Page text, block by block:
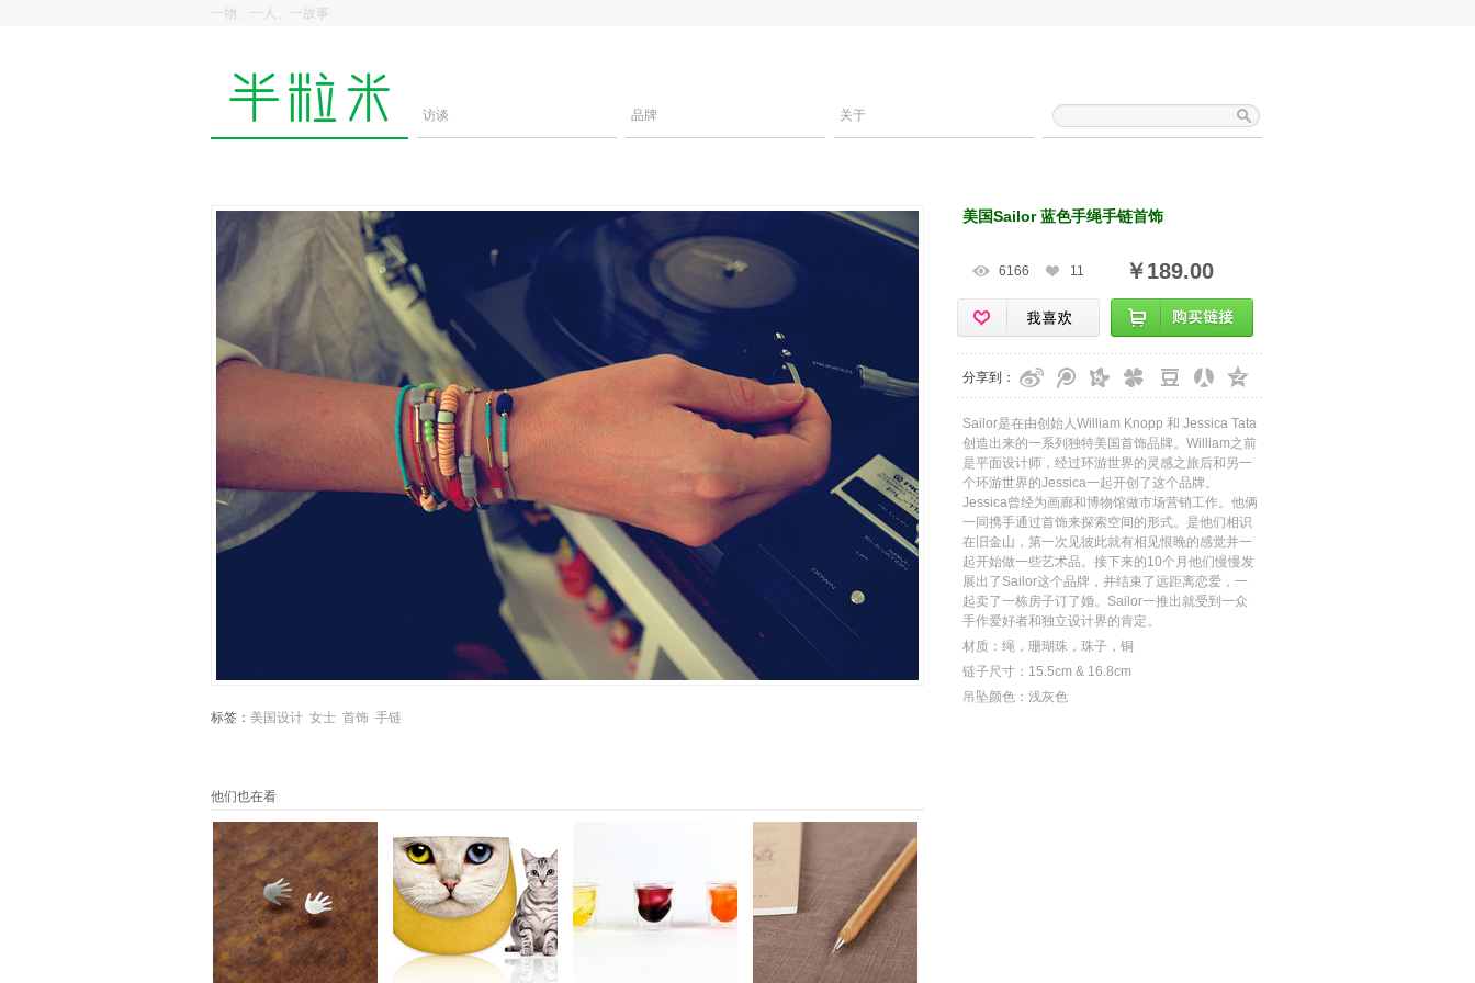
一物、一人、一故事
访谈 品牌 关于
标签： 美国设计 女士 首饰 手链
他们也在看
美国Sailor 蓝色手绳手链首饰
6166 11 ￥189.00
分享到：
Sailor是在由创始人William Knopp 和 Jessica Tata
创造出来的一系列独特美国首饰品牌。William之前
是平面设计师，经过环游世界的灵感之旅后和另一
个环游世界的Jessica一起开创了这个品牌。
Jessica曾经为画廊和博物馆做市场营销工作。他俩
一同携手通过首饰来探索空间的形式。是他们相识
在旧金山，第一次见彼此就有相见恨晚的感觉并一
起开始做一些艺术品。接下来的10个月他们慢慢发
展出了Sailor这个品牌，并结束了远距离恋爱，一
起卖了一栋房子订了婚。Sailor一推出就受到一众
手作爱好者和独立设计界的肯定。
材质：绳，珊瑚珠，珠子，铜
链子尺寸：15.5cm & 16.8cm
吊坠颜色：浅灰色